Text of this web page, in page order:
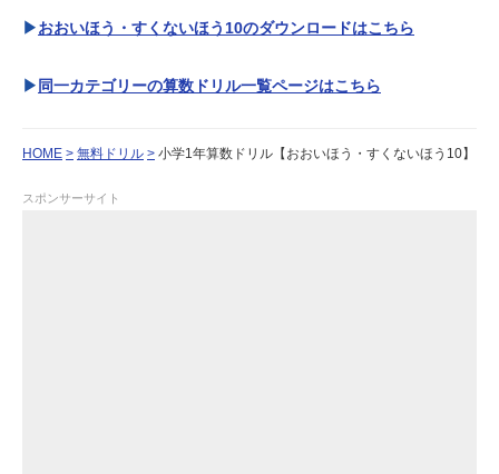
おおいほう・すくないほう10のダウンロードはこちら
同一カテゴリーの算数ドリル一覧ページはこちら
HOME 無料ドリル 小学1年算数ドリル【おおいほう・すくないほう10】
スポンサーサイト